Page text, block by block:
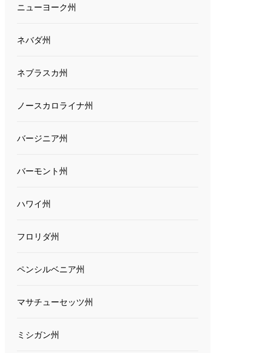
ニューヨーク州
ネバダ州
ネブラスカ州
ノースカロライナ州
バージニア州
バーモント州
ハワイ州
フロリダ州
ペンシルベニア州
マサチューセッツ州
ミシガン州